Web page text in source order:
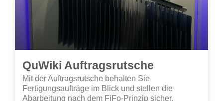
QuWiki Auftragsrutsche
Mit der Auftragsrutsche behalten Sie
Fertigungsaufträge im Blick und stellen die
Abarbeitung nach dem FiFo-Prinzip sicher.